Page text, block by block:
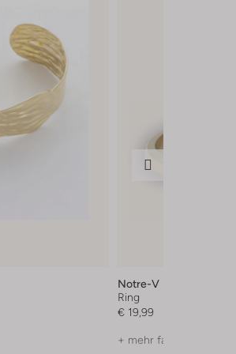
Notre-V
Ring
€ 19,99
+ mehr farben